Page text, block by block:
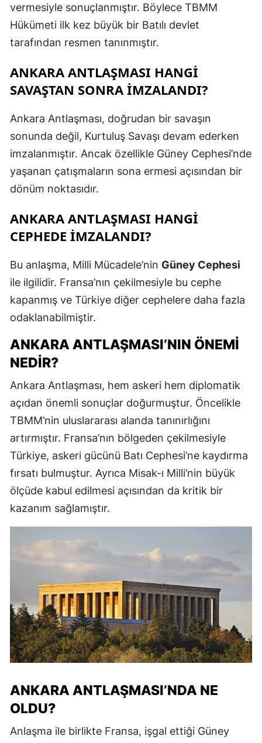
vermesiyle sonuçlanmıştır. Böylece TBMM
Hükümeti ilk kez büyük bir Batılı devlet
tarafından resmen tanınmıştır.
ANKARA ANTLAŞMASI HANGI
SAVAŞTAN SONRA IMZALANDI?
Ankara Antlaşması, doğrudan bir savaşın
sonunda değil, Kurtuluş Savaşı devam ederken
imzalanmıştır. Ancak özellikle Güney Cephesi’nde
yaşanan çatışmaların sona ermesi açısından bir
dönüm noktasıdır.
ANKARA ANTLAŞMASI HANGI
CEPHEDE IMZALANDI?
Bu anlaşma, Milli Mücadele’nin Güney Cephesi
ile ilgilidir. Fransa’nın çekilmesiyle bu cephe
kapanmış ve Türkiye diğer cephelere daha fazla
odaklanabilmiştir.
ANKARA ANTLAŞMASI’NIN ÖNEMI
NEDIR?
Ankara Antlaşması, hem askeri hem diplomatik
açıdan önemli sonuçlar doğurmuştur. Öncelikle
TBMM’nin uluslararası alanda tanınırlığını
artırmıştır. Fransa’nın bölgeden çekilmesiyle
Türkiye, askeri gücünü Batı Cephesi’ne kaydırma
fırsatı bulmuştur. Ayrıca Misak-ı Milli’nin büyük
ölçüde kabul edilmesi açısından da kritik bir
kazanım sağlamıştır.
ANKARA ANTLAŞMASI’NDA NE
OLDU?
Anlaşma ile birlikte Fransa, işgal ettiği Güney